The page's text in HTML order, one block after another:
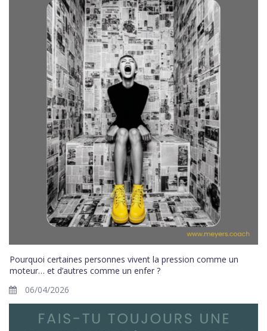
Pourquoi certaines personnes vivent la pression comme un
moteur… et d’autres comme un enfer ?
06/04/2026